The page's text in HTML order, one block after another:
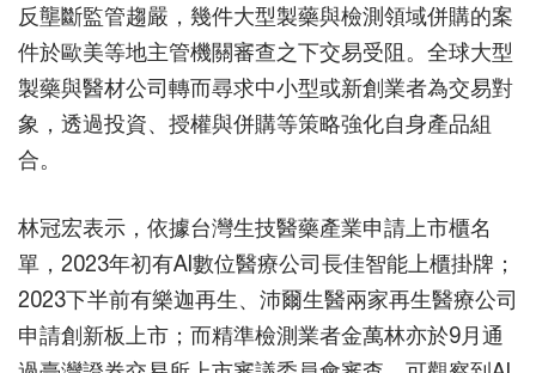
反壟斷監管趨嚴，幾件大型製藥與檢測領域併購的案
件於歐美等地主管機關審查之下交易受阻。全球大型
製藥與醫材公司轉而尋求中小型或新創業者為交易對
象，透過投資、授權與併購等策略強化自身產品組
合。
林冠宏表示，依據台灣生技醫藥產業申請上市櫃名
單，2023年初有AI數位醫療公司長佳智能上櫃掛牌；
2023下半前有樂迦再生、沛爾生醫兩家再生醫療公司
申請創新板上市；而精準檢測業者金萬林亦於9月通